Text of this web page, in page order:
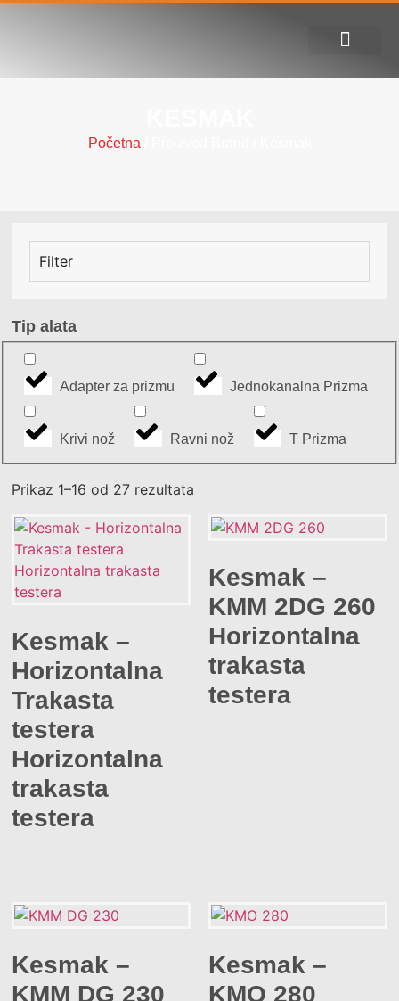
Početna
Filter
Tip alata
Adapter za prizmu Jednokanalna Prizma
Krivi nož Ravni nož T Prizma
Prikaz 1–16 od 27 rezultata
Kesmak –
Horizontalna
Trakasta
testera
Horizontalna
trakasta
testera
Kesmak –
KMM 2DG 260
Horizontalna
trakasta
testera
Kesmak –
KMM DG 230
Kesmak –
KMO 280